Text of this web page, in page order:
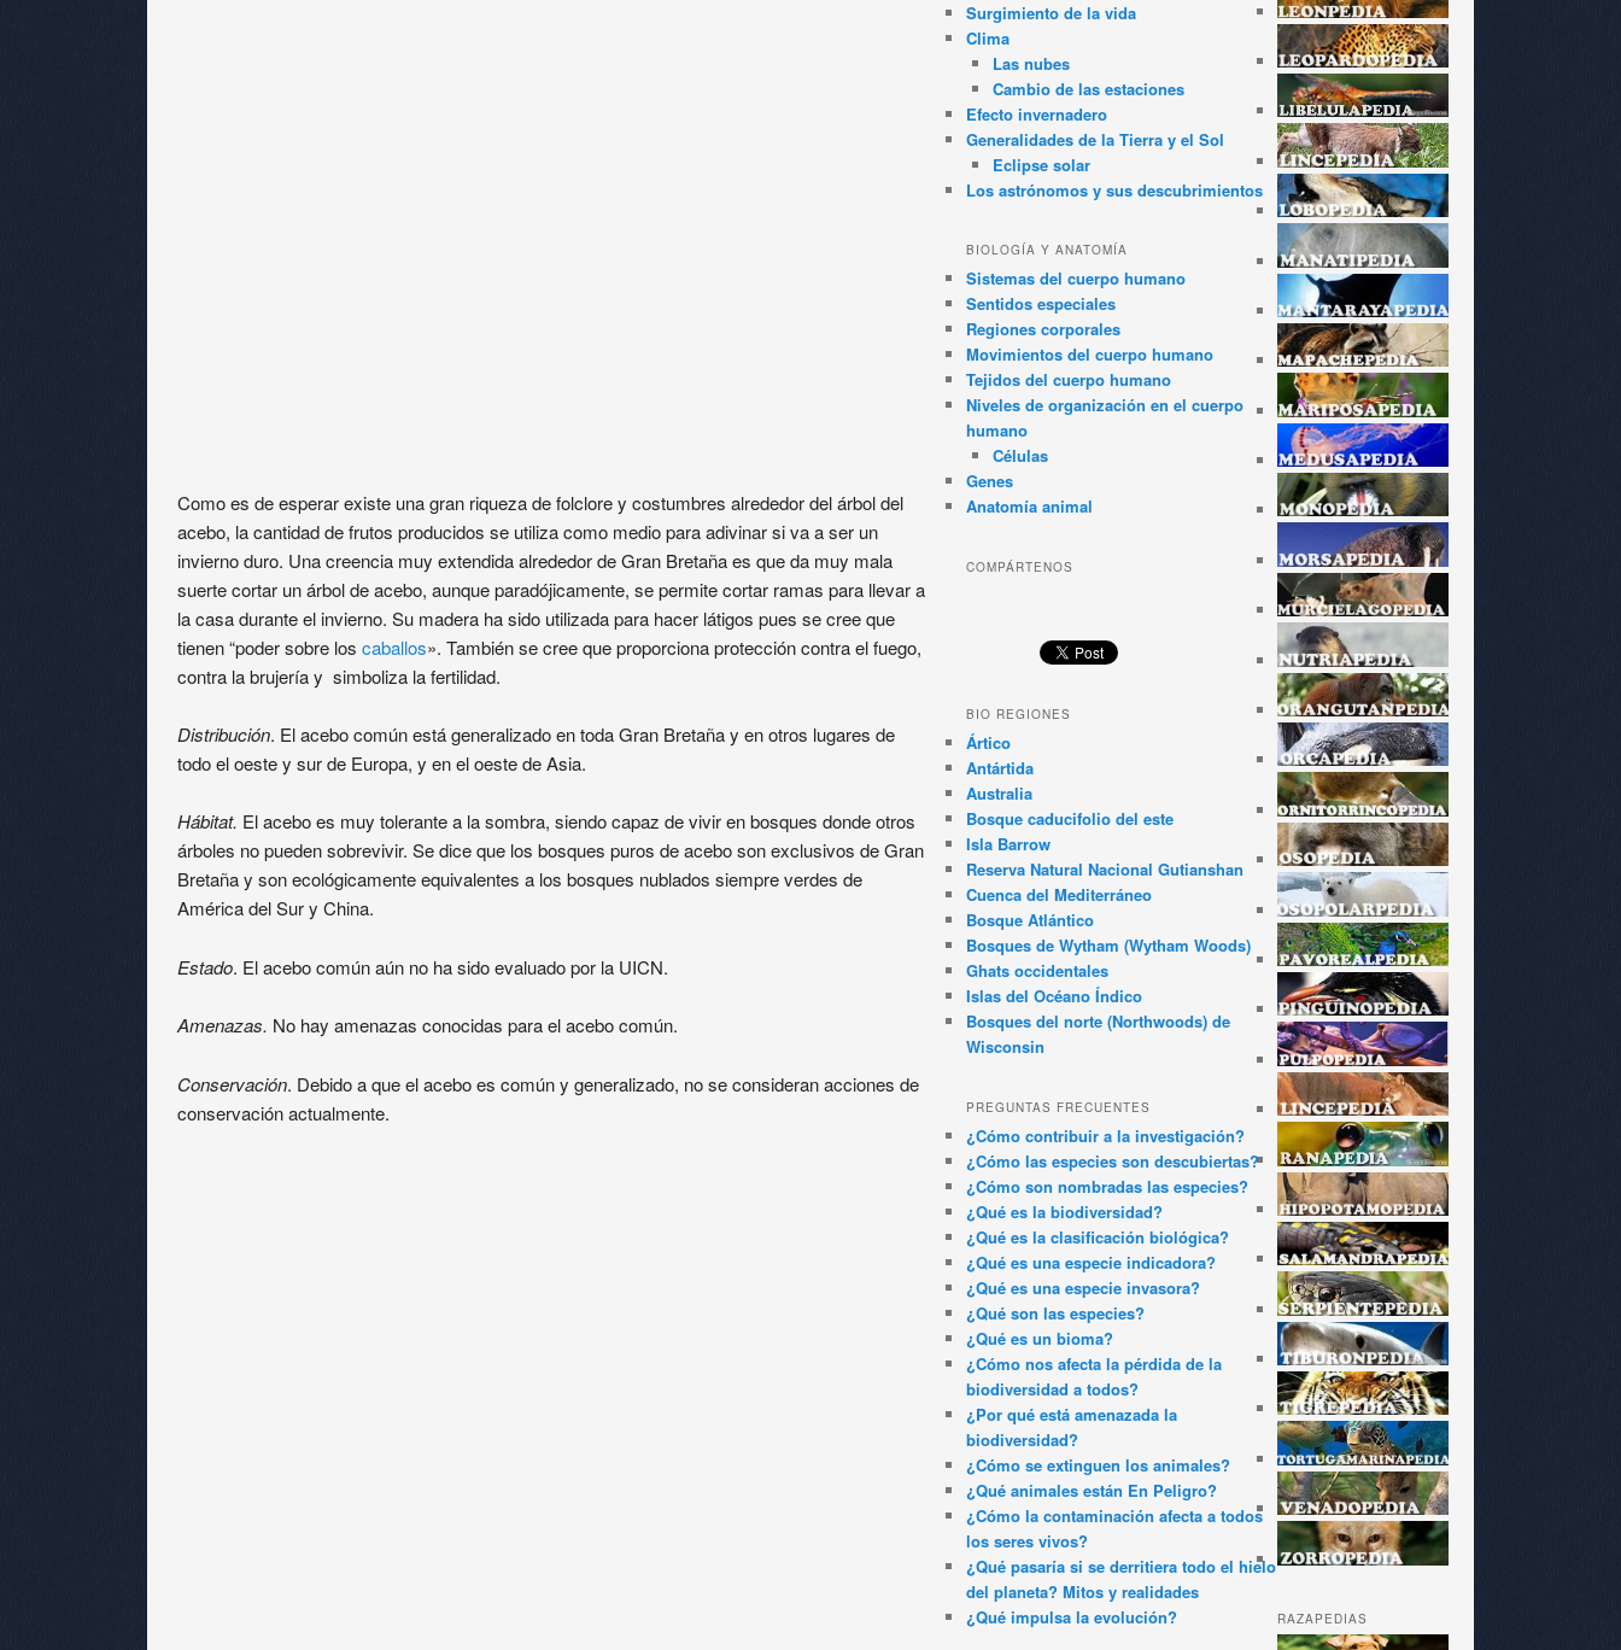
Como es de esperar existe una gran riqueza de folclore y costumbres alrededor del árbol del
acebo, la cantidad de frutos producidos se utiliza como medio para adivinar si va a ser un
invierno duro. Una creencia muy extendida alrededor de Gran Bretaña es que da muy mala
suerte cortar un árbol de acebo, aunque paradójicamente, se permite cortar ramas para llevar a
la casa durante el invierno. Su madera ha sido utilizada para hacer látigos pues se cree que
tienen “poder sobre los caballos». También se cree que proporciona protección contra el fuego,
contra la brujería y simboliza la fertilidad.
Distribución. El acebo común está generalizado en toda Gran Bretaña y en otros lugares de
todo el oeste y sur de Europa, y en el oeste de Asia.
Hábitat. El acebo es muy tolerante a la sombra, siendo capaz de vivir en bosques donde otros
árboles no pueden sobrevivir. Se dice que los bosques puros de acebo son exclusivos de Gran
Bretaña y son ecológicamente equivalentes a los bosques nublados siempre verdes de
América del Sur y China.
Estado. El acebo común aún no ha sido evaluado por la UICN.
Amenazas. No hay amenazas conocidas para el acebo común.
Conservación. Debido a que el acebo es común y generalizado, no se consideran acciones de
conservación actualmente.
RAZAPEDIAS
Surgimiento de la vida
Clima
Las nubes
Cambio de las estaciones
Efecto invernadero
Generalidades de la Tierra y el Sol
Eclipse solar
Los astrónomos y sus descubrimientos
BIOLOGÍA Y ANATOMÍA
Sistemas del cuerpo humano
Sentidos especiales
Regiones corporales
Movimientos del cuerpo humano
Tejidos del cuerpo humano
Niveles de organización en el cuerpo
humano
Células
Genes
Anatomía animal
COMPÁRTENOS
BIO REGIONES
Ártico
Antártida
Australia
Bosque caducifolio del este
Isla Barrow
Reserva Natural Nacional Gutianshan
Cuenca del Mediterráneo
Bosque Atlántico
Bosques de Wytham (Wytham Woods)
Ghats occidentales
Islas del Océano Índico
Bosques del norte (Northwoods) de
Wisconsin
PREGUNTAS FRECUENTES
¿Cómo contribuir a la investigación?
¿Cómo las especies son descubiertas?
¿Cómo son nombradas las especies?
¿Qué es la biodiversidad?
¿Qué es la clasificación biológica?
¿Qué es una especie indicadora?
¿Qué es una especie invasora?
¿Qué son las especies?
¿Qué es un bioma?
¿Cómo nos afecta la pérdida de la
biodiversidad a todos?
¿Por qué está amenazada la
biodiversidad?
¿Cómo se extinguen los animales?
¿Qué animales están En Peligro?
¿Cómo la contaminación afecta a todos
los seres vivos?
¿Qué pasaría si se derritiera todo el hielo
del planeta? Mitos y realidades
¿Qué impulsa la evolución?